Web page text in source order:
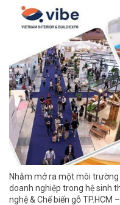
Nhằm mở ra một môi
doanh nghiệp trong hệ sinh
nghệ & Chế biến gỗ TP.HCM